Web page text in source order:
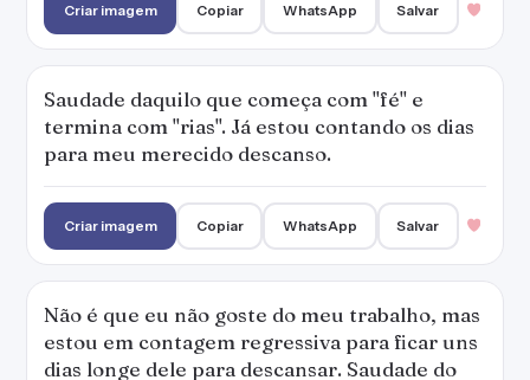
Criar imagem Copiar WhatsApp Salvar
Saudade daquilo que começa com "fé" e
termina com "rias". Já estou contando os dias
para meu merecido descanso.
Criar imagem Copiar WhatsApp Salvar
Não é que eu não goste do meu trabalho, mas
estou em contagem regressiva para ficar uns
dias longe dele para descansar. Saudade do